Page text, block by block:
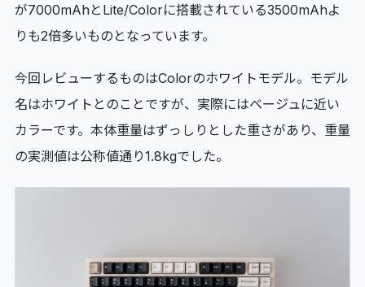
が7000mAhとLite/Colorに搭載されている3500mAhよ
りも2倍多いものとなっています。
今回レビューするものはColorのホワイトモデル。モデル
名はホワイトとのことですが、実際にはベージュに近い
カラーです。本体重量はずっしりとした重さがあり、重量
の実測値は公称値通り1.8kgでした。